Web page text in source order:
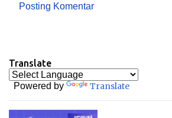
e
n
Posting Komentar
Translate
Powered by Translate